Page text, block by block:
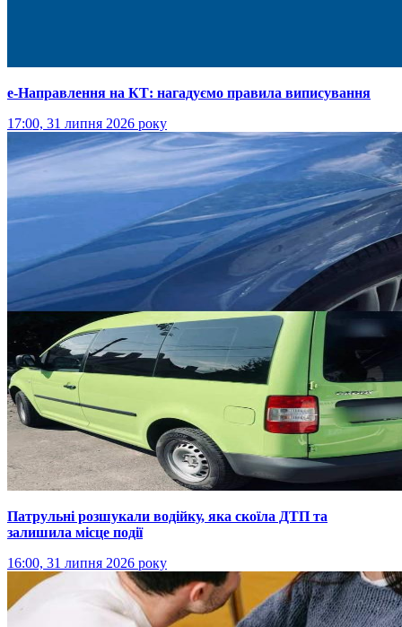
е-Направлення на КТ: нагадуємо правила виписування
17:00, 31 липня 2026 року
Патрульні розшукали водійку, яка скоїла ДТП та
залишила місце події
16:00, 31 липня 2026 року